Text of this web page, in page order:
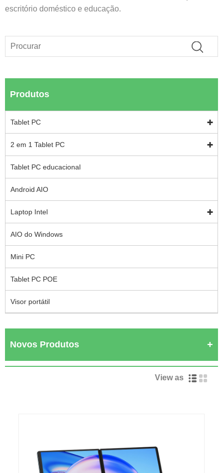
escritório doméstico e educação.
Produtos
Tablet PC
2 em 1 Tablet PC
Tablet PC educacional
Android AIO
Laptop Intel
AIO do Windows
Mini PC
Tablet PC POE
Visor portátil
Novos Produtos
View as